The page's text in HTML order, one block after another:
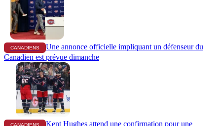
CANADIENS
Une annonce officielle impliquant un défenseur du
Canadien est prévue dimanche
CANADIENS
Kent Hughes attend une confirmation pour une